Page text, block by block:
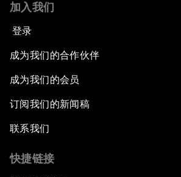
加入我们
登录
成为我们的合作伙伴
成为我们的会员
订阅我们的新闻稿
联系我们
快捷链接